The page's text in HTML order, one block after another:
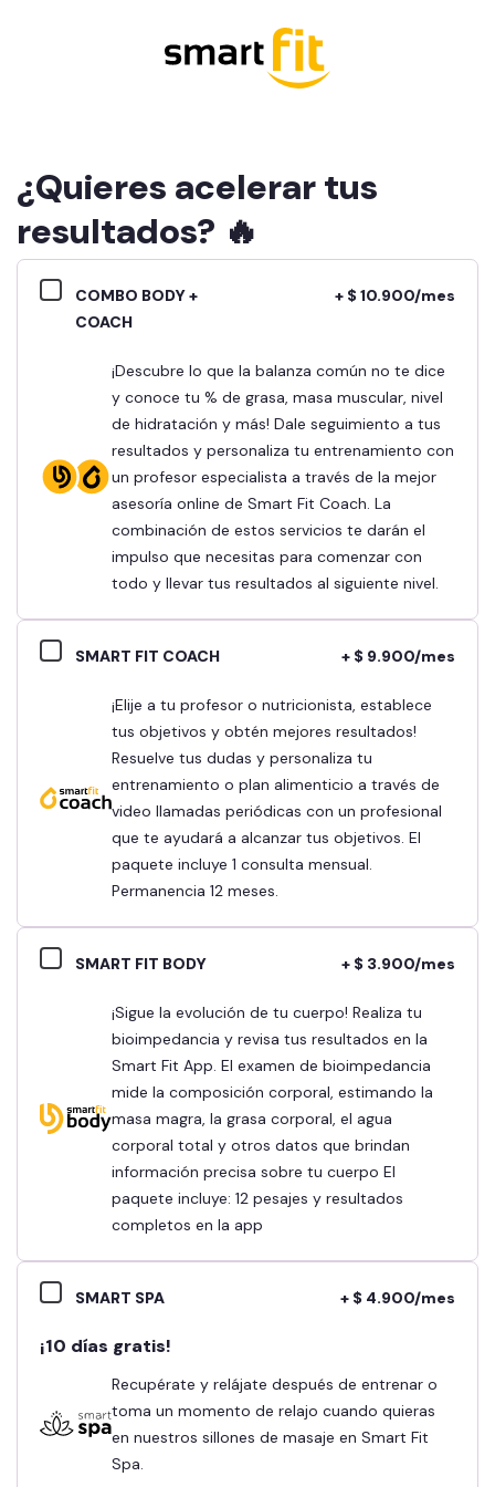
¿Quieres acelerar tus
resultados? 🔥
COMBO BODY +
COACH
+ $ 10.900/mes
¡Descubre lo que la balanza común no te dice
y conoce tu % de grasa, masa muscular, nivel
de hidratación y más! Dale seguimiento a tus
resultados y personaliza tu entrenamiento con
un profesor especialista a través de la mejor
asesoría online de Smart Fit Coach. La
combinación de estos servicios te darán el
impulso que necesitas para comenzar con
todo y llevar tus resultados al siguiente nivel.
SMART FIT COACH + $ 9.900/mes
¡Elije a tu profesor o nutricionista, establece
tus objetivos y obtén mejores resultados!
Resuelve tus dudas y personaliza tu
entrenamiento o plan alimenticio a través de
video llamadas periódicas con un profesional
que te ayudará a alcanzar tus objetivos. El
paquete incluye 1 consulta mensual.
Permanencia 12 meses.
SMART FIT BODY + $ 3.900/mes
¡Sigue la evolución de tu cuerpo! Realiza tu
bioimpedancia y revisa tus resultados en la
Smart Fit App. El examen de bioimpedancia
mide la composición corporal, estimando la
masa magra, la grasa corporal, el agua
corporal total y otros datos que brindan
información precisa sobre tu cuerpo El
paquete incluye: 12 pesajes y resultados
completos en la app
SMART SPA + $ 4.900/mes
¡10 días gratis!
Recupérate y relájate después de entrenar o
toma un momento de relajo cuando quieras
en nuestros sillones de masaje en Smart Fit
Spa.